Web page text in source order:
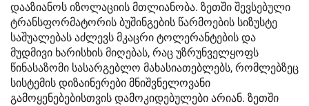
დააზიანოს იზოლაციის მთლიანობა. ზეთში შევსებული
ტრანსფორმატორის ბუშინგების წარმოების სიზუსტე
საშუალებას აძლევს მკაცრი ტოლერანტების და
მუდმივი ხარისხის მიღებას, რაც უზრუნველყოფს
წინასაზომი სასარგებლო მახასიათებლებს, რომლებზეც
სისტემის დიზაინერები მნიშვნელოვანი
გამოყენებებისთვის დამოკიდებულები არიან. ზეთში